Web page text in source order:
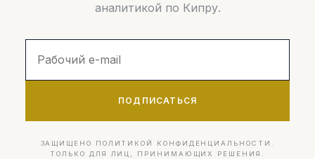
аналитикой по Кипру.
ПОДПИСАТЬСЯ
ЗАЩИЩЕНО ПОЛИТИКОЙ КОНФИДЕНЦИАЛЬНОСТИ.
ТОЛЬКО ДЛЯ ЛИЦ, ПРИНИМАЮЩИХ РЕШЕНИЯ.